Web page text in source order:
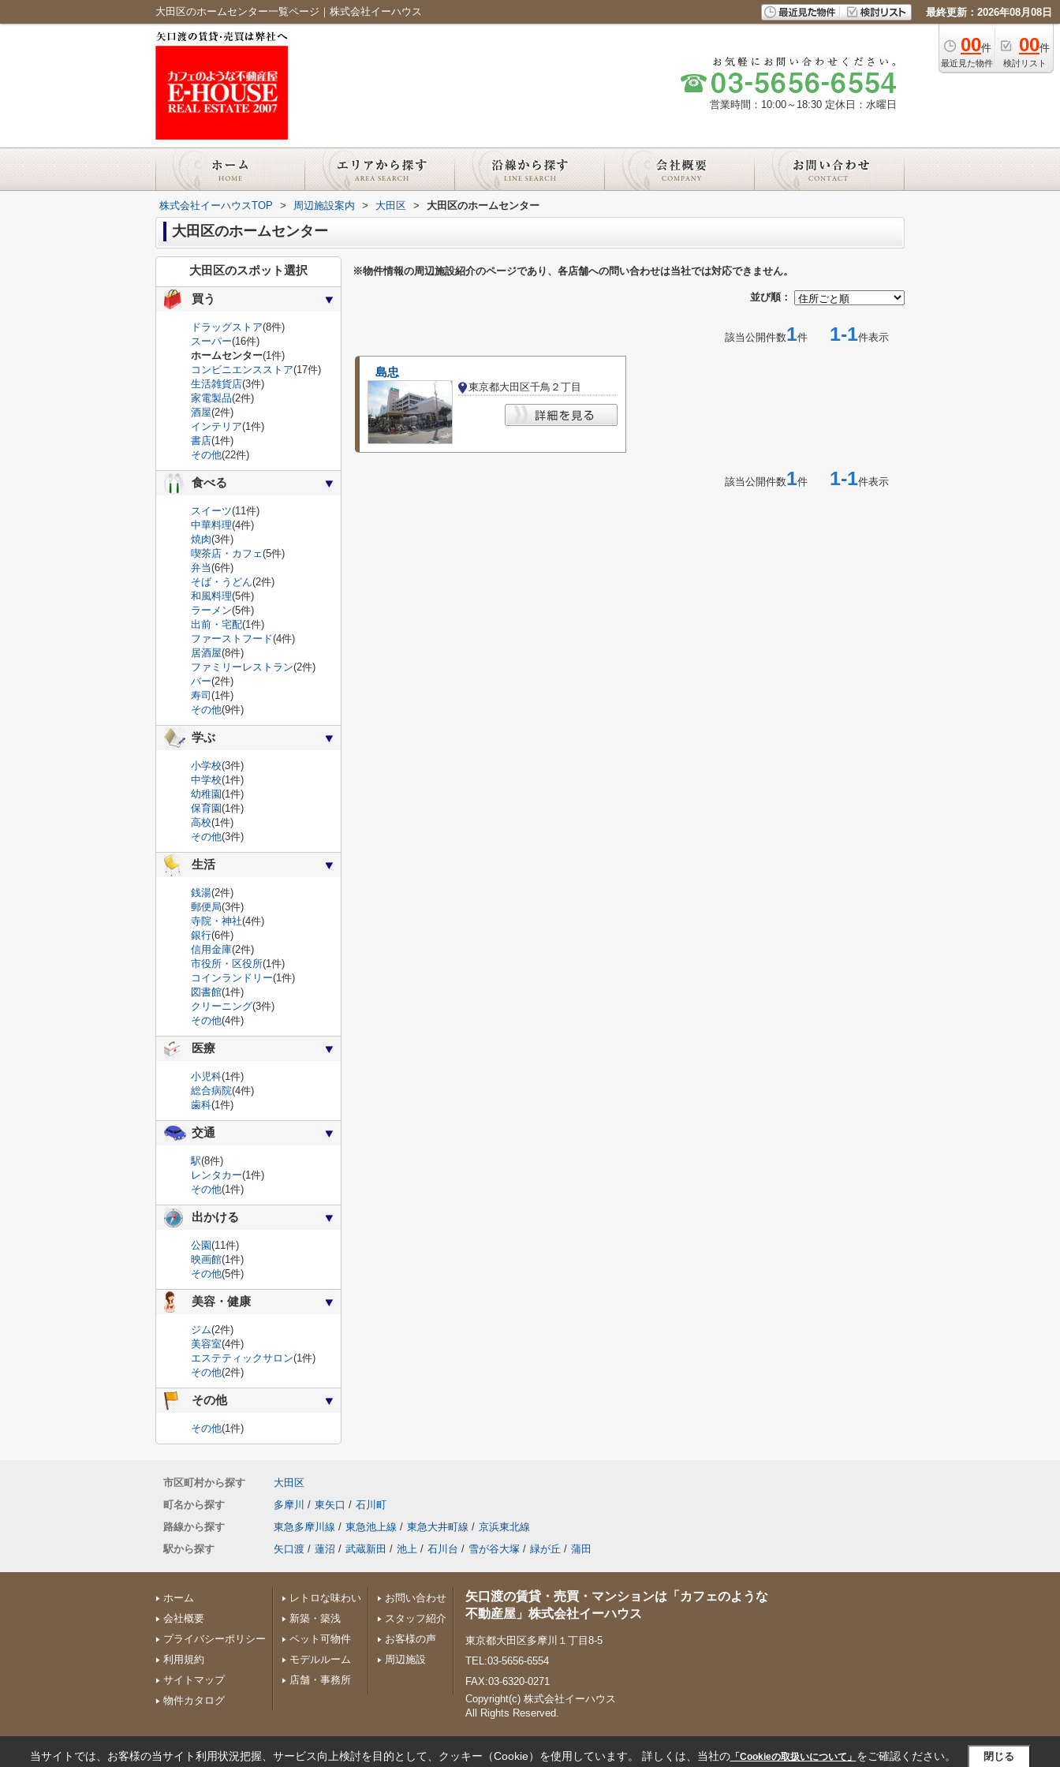
大田区のホームセンター一覧ページ｜株式会社イーハウス 最終更新：2026年08月08日
00件
最近見た物件
00件
検討リスト
営業時間：10:00～18:30 定休日：水曜日
株式会社イーハウスTOP > 周辺施設案内 > 大田区 > 大田区のホームセンター
大田区のホームセンター
※物件情報の周辺施設紹介のページであり、各店舗への問い合わせは当社では対応できません。
並び順：
該当公開件数1件 1-1件表示
島忠
東京都大田区千鳥２丁目
該当公開件数1件 1-1件表示
大田区のスポット選択
買う
ドラッグストア(8件)
スーパー(16件)
ホームセンター(1件)
コンビニエンスストア(17件)
生活雑貨店(3件)
家電製品(2件)
酒屋(2件)
インテリア(1件)
書店(1件)
その他(22件)
食べる
スイーツ(11件)
中華料理(4件)
焼肉(3件)
喫茶店・カフェ(5件)
弁当(6件)
そば・うどん(2件)
和風料理(5件)
ラーメン(5件)
出前・宅配(1件)
ファーストフード(4件)
居酒屋(8件)
ファミリーレストラン(2件)
バー(2件)
寿司 (1件)
その他(9件)
学ぶ
小学校(3件)
中学校(1件)
幼稚園(1件)
保育園(1件)
高校(1件)
その他(3件)
生活
銭湯(2件)
郵便局(3件)
寺院・神社(4件)
銀行(6件)
信用金庫(2件)
市役所・区役所(1件)
コインランドリー(1件)
図書館(1件)
クリーニング(3件)
その他(4件)
医療
小児科(1件)
総合病院(4件)
歯科(1件)
交通
駅(8件)
レンタカー(1件)
その他(1件)
出かける
公園(11件)
映画館(1件)
その他(5件)
美容・健康
ジム(2件)
美容室(4件)
エステティックサロン(1件)
その他(2件)
その他
その他(1件)
市区町村から探す
大田区
町名から探す
多摩川 / 東矢口 / 石川町
路線から探す
東急多摩川線 / 東急池上線 / 東急大井町線 / 京浜東北線
駅から探す
矢口渡 / 蓮沼 / 武蔵新田 / 池上 / 石川台 / 雪が谷大塚 / 緑が丘 / 蒲田
ホーム
会社概要
プライバシーポリシー
利用規約
サイトマップ
物件カタログ
レトロな味わい
新築・築浅
ペット可物件
モデルルーム
店舗・事務所
お問い合わせ
スタッフ紹介
お客様の声
周辺施設
矢口渡の賃貸・売買・マンションは「カフェのような
不動産屋」株式会社イーハウス
東京都大田区多摩川１丁目8-5
TEL:03-5656-6554
FAX:03-6320-0271
Copyright(c) 株式会社イーハウス
All Rights Reserved.
当サイトでは、お客様の当サイト利用状況把握、サービス向上検討を目的として、クッキー（Cookie）を使用しています。 詳しくは、当社の「Cookieの取扱いについて」 をご確認ください。 閉じる